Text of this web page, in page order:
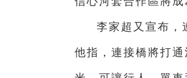
李家超又宣布，
他指，連接橋將打